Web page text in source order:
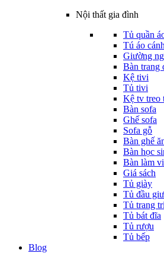
Nội thất gia đình
Tủ quần
Tú áo
Giường
Bàn trang
Kệ tivi
Tủ tivi
Kệ tv treo
Bàn sofa
Ghế sofa
Sofa gỗ
Bàn ghế
Bàn học
Bàn làm
Giá sách
Tủ giày
Tủ đầu
Tủ trang
Tủ bát đĩa
Tủ rượu
Tủ bếp
Blog